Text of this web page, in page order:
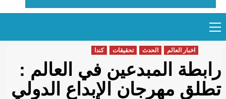
to
content
Menu
اخبار العالم الحدث تحقيقات كندا
رابطة المبدعين في العالم :
تطلق مهرجان الإبداع الدولي